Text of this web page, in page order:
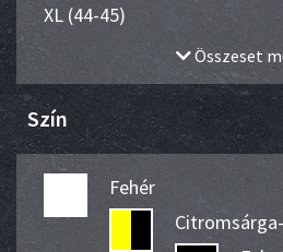
XL (44-45)
Összeset
Szín
Fehér